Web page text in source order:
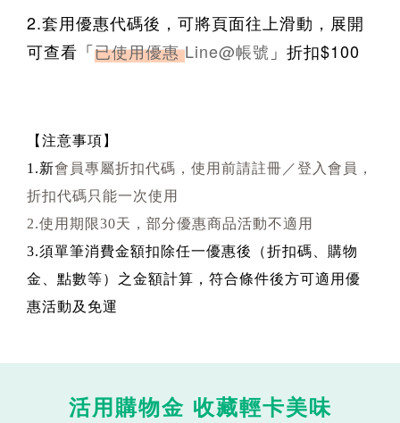
2.套用優惠代碼後，可將頁面往上滑動，展開
可查看「已使用優惠Line@帳號 」折扣$100
【注意事項】
1.新會員專屬折扣代碼，使用前請註冊／登入會員，
折扣代碼只能一次使用
2.使用期限30天，部分優惠商品活動不適用
3.須單筆消費金額扣除任一優惠後（折扣碼、購物
金、點數等）之金額計算，符合條件後方可適用優
惠活動及免運
活用購物金 收藏輕卡美味